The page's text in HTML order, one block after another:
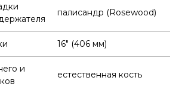
палисандр (Rosewood)
16" (406 мм)
и
естественная кость